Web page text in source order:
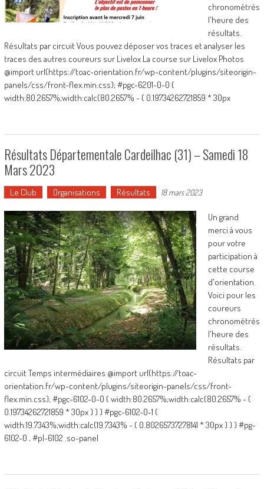
chronométrés
l'heure des
résultats.
Résultats par circuit Vous pouvez déposer vos traces et analyser les
traces des autres coureurs sur Livelox La course sur Livelox Photos
@import url(https://toac-orientation.fr/wp-content/plugins/siteorigin-
panels/css/front-flex.min.css); #pgc-6201-0-0 {
width:80.2657%;width:calc(80.2657% - ( 0.19734262721859 * 30px
Résultats Départementale Cardeilhac (31) – Samedi 18
Mars 2023
Le Club Organisations Résultats 18 mars 2023
Un grand
merci à vous
pour votre
participation à
cette course
d'orientation.
Voici pour les
coureurs
chronométrés
l'heure des
résultats.
Résultats par
circuit Temps intermédiaires @import url(https://toac-
orientation.fr/wp-content/plugins/siteorigin-panels/css/front-
flex.min.css); #pgc-6102-0-0 { width:80.2657%;width:calc(80.2657% - (
0.19734262721859 * 30px ) ) } #pgc-6102-0-1 {
width:19.7343%;width:calc(19.7343% - ( 0.80265737278141 * 30px ) ) } #pg-
6102-0 , #pl-6102 .so-panel